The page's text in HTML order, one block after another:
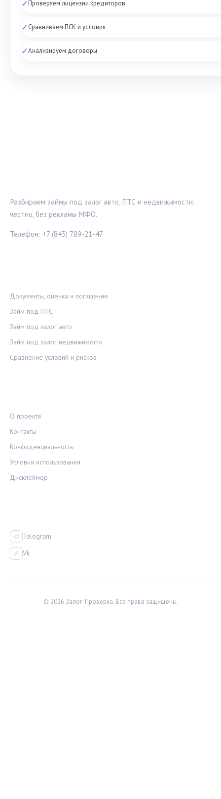
✓Проверяем лицензии кредиторов
✓Сравниваем ПСК и условия
✓Анализируем договоры
Разбираем займы под залог авто, ПТС и недвижимости:
честно, без рекламы МФО.
Телефон: +7 (843) 789-21-47
Документы, оценка и погашение
Займ под ПТС
Займ под залог авто
Займ под залог недвижимости
Сравнение условий и рисков
О проекте
Контакты
Конфиденциальность
Условия использования
Дисклеймер
Telegram
Vk
© 2026 Залог-Проверка. Все права защищены.